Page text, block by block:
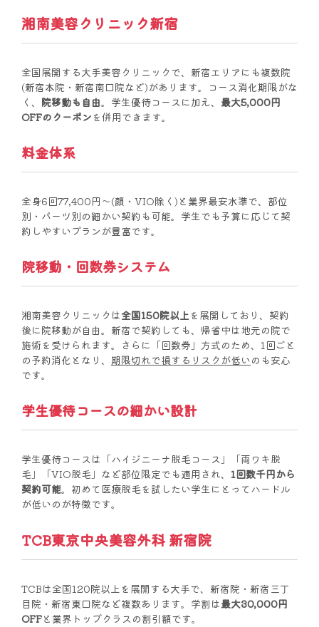
湘南美容クリニック新宿
全国展開する大手美容クリニックで、新宿エリアにも複数院
(新宿本院・新宿南口院など)があります。コース消化期限がな
く、 院移動も自由。学生優待コースに加え、 最大5,000円
OFFのクーポンを併用できます。
料金体系
全身6回77,400円〜(顔・VIO除く)と業界最安水準で、部位
別・パーツ別の細かい契約も可能。学生でも予算に応じて契
約しやすいプランが豊富です。
院移動・回数券システム
湘南美容クリニックは全国150院以上を展開しており、契約
後に院移動が自由。新宿で契約しても、帰省中は地元の院で
施術を受けられます。さらに「回数券」方式のため、1回ごと
の予約消化となり、 期限切れで損するリスクが低い のも安心
です。
学生優待コースの細かい設計
学生優待コースは「ハイジニーナ脱毛コース」「両ワキ脱
毛」「VIO脱毛」など部位限定でも適用され、 1回数千円から
契約可能。初めて医療脱毛を試したい学生にとってハードル
が低いのが特徴です。
TCB東京中央美容外科 新宿院
TCBは全国120院以上を展開する大手で、新宿院・新宿三丁
目院・新宿東口院など複数あります。学割は最大30,000円
OFFと業界トップクラスの割引額です。